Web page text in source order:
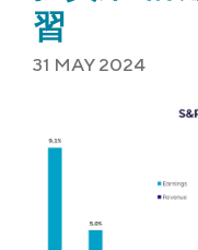
習
31 MAY 2024